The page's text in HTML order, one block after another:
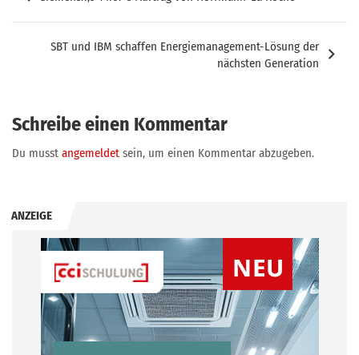
SBT und IBM schaffen Energiemanagement-Lösung der
nächsten Generation
Schreibe einen Kommentar
Du musst angemeldet sein, um einen Kommentar abzugeben.
ANZEIGE